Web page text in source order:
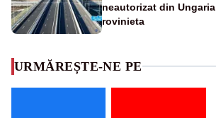
neautorizat din
rovinieta
URMĂREȘTE-NE PE